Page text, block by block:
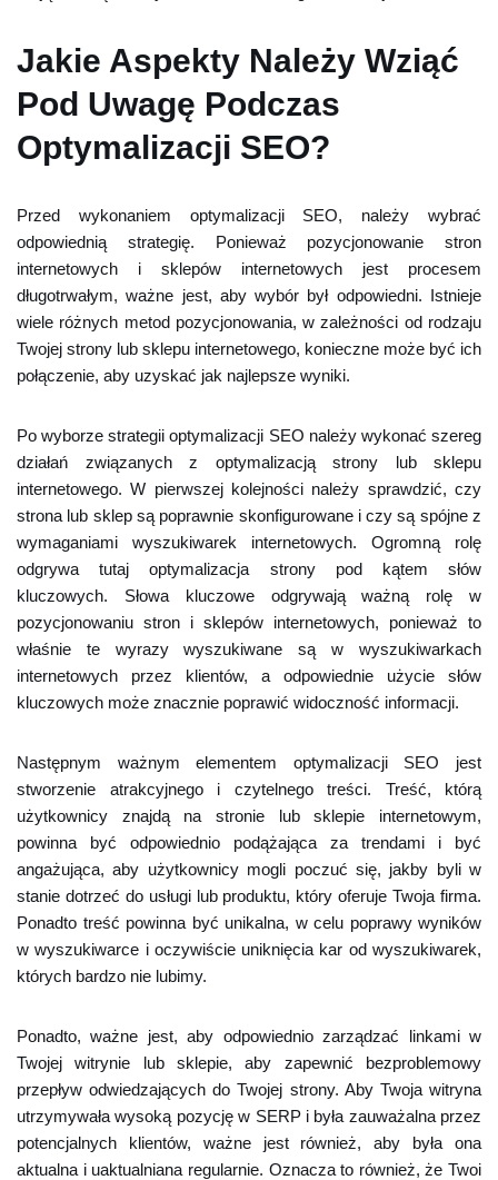
Jakie Aspekty Należy Wziąć
Pod Uwagę Podczas
Optymalizacji SEO?
Przed wykonaniem optymalizacji SEO, należy wybrać
odpowiednią strategię. Ponieważ pozycjonowanie stron
internetowych i sklepów internetowych jest procesem
długotrwałym, ważne jest, aby wybór był odpowiedni. Istnieje
wiele różnych metod pozycjonowania, w zależności od rodzaju
Twojej strony lub sklepu internetowego, konieczne może być ich
połączenie, aby uzyskać jak najlepsze wyniki.
Po wyborze strategii optymalizacji SEO należy wykonać szereg
działań związanych z optymalizacją strony lub sklepu
internetowego. W pierwszej kolejności należy sprawdzić, czy
strona lub sklep są poprawnie skonfigurowane i czy są spójne z
wymaganiami wyszukiwarek internetowych. Ogromną rolę
odgrywa tutaj optymalizacja strony pod kątem słów
kluczowych. Słowa kluczowe odgrywają ważną rolę w
pozycjonowaniu stron i sklepów internetowych, ponieważ to
właśnie te wyrazy wyszukiwane są w wyszukiwarkach
internetowych przez klientów, a odpowiednie użycie słów
kluczowych może znacznie poprawić widoczność informacji.
Następnym ważnym elementem optymalizacji SEO jest
stworzenie atrakcyjnego i czytelnego treści. Treść, którą
użytkownicy znajdą na stronie lub sklepie internetowym,
powinna być odpowiednio podążająca za trendami i być
angażująca, aby użytkownicy mogli poczuć się, jakby byli w
stanie dotrzeć do usługi lub produktu, który oferuje Twoja firma.
Ponadto treść powinna być unikalna, w celu poprawy wyników
w wyszukiwarce i oczywiście uniknięcia kar od wyszukiwarek,
których bardzo nie lubimy.
Ponadto, ważne jest, aby odpowiednio zarządzać linkami w
Twojej witrynie lub sklepie, aby zapewnić bezproblemowy
przepływ odwiedzających do Twojej strony. Aby Twoja witryna
utrzymywała wysoką pozycję w SERP i była zauważalna przez
potencjalnych klientów, ważne jest również, aby była ona
aktualna i uaktualniana regularnie. Oznacza to również, że Twoi